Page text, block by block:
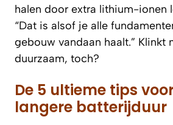
halen door extra lithium-ionen
“Dat is alsof je alle
gebouw vandaan haalt.” Klinkt
duurzaam, toch?
De 5 ultieme tips
langere batterijduur